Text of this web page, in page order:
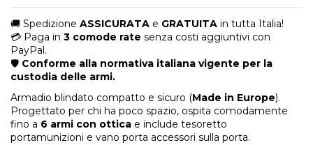
🚚 Spedizione ASSICURATA e GRATUITA in tutta Italia!
💳 Paga in 3 comode rate senza costi aggiuntivi con
PayPal.
🛡️ Conforme alla normativa italiana vigente per la
custodia delle armi.
Armadio blindato compatto e sicuro (Made in Europe).
Progettato per chi ha poco spazio, ospita comodamente
fino a 6 armi con ottica e include tesoretto
portamunizioni e vano porta accessori sulla porta.